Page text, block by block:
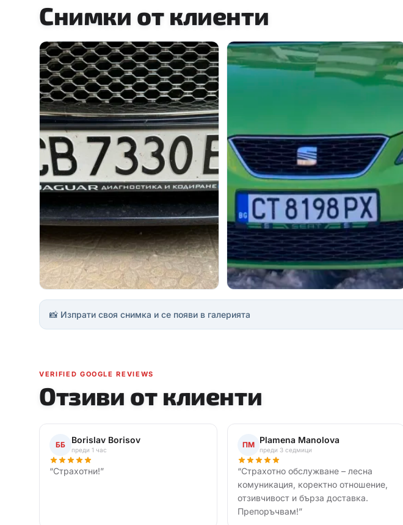
Снимки от клиенти
📸 Изпрати своя снимка и се появи в галерията
VERIFIED GOOGLE REVIEWS
Отзиви от клиенти
ББ Borislav Borisov
преди 1 час
“Страхотни!”
ПМ Plamena Manolova
преди 3 седмици
“Страхотно обслужване – лесна
комуникация, коректно отношение,
отзивчивост и бърза доставка.
Препоръчвам!”